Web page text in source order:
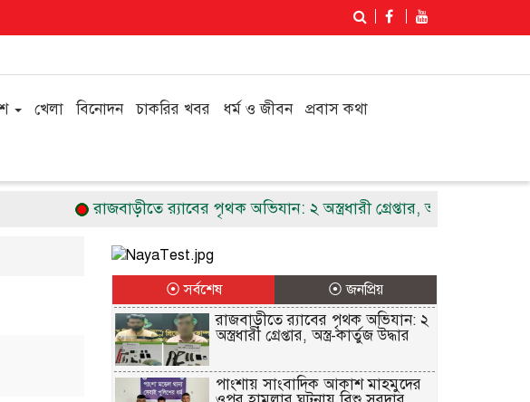
খেলা বিনোদন চাকরির খবর ধর্ম ও জীবন প্রবাস কথা
রাজবাড়ীতে র‌্যাবের পৃথক অভিযান: ২ অস্ত্রধারী গ্রেপ্তার, অস্ত্র-কার্তুজ উদ্ধার
⦿ সর্বশেষ ⦿ জনপ্রিয়
রাজবাড়ীতে র‌্যাবের পৃথক অভিযান: ২
অস্ত্রধারী গ্রেপ্তার, অস্ত্র-কার্তুজ উদ্ধার
পাংশায় সাংবাদিক আকাশ মাহমুদের